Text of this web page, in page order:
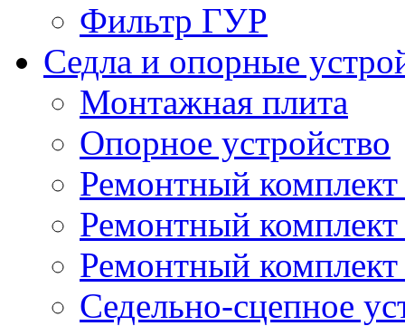
Фильтр ГУР
Седла и опорные
Монтажная плита
Опорное устройство
Ремонтный комплект
Ремонтный
Ремонтный комплект
Седельно-сцепное